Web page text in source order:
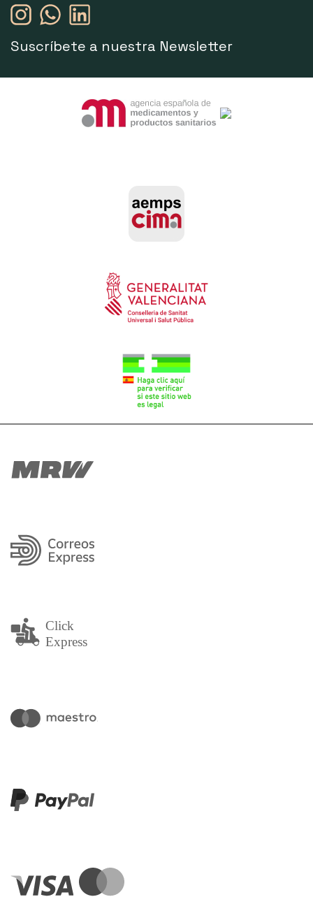
Suscríbete a nuestra Newsletter